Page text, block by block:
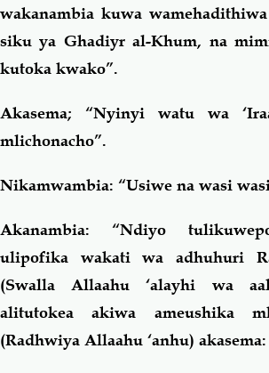
wakanambia kuwa
siku ya Ghadiyr al-Khum, na
kutoka kwako”.
Akasema; “Nyinyi watu wa
mlichonacho”.
Nikamwambia: “Usiwe na wasi
Akanambia: “Ndiyo
ulipofika wakati wa adhuhuri
(Swalla Allaahu ‘alayhi wa
alitutokea akiwa ameushika
(Radhwiya Allaahu ‘anhu) akasema: